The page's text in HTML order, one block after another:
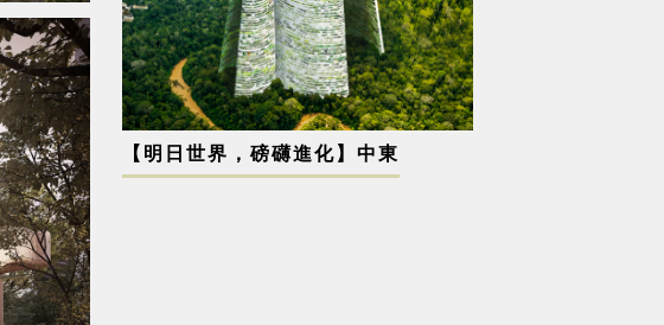
【明日世界，磅礴進化】中東